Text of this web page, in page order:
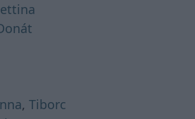
, Tiborc